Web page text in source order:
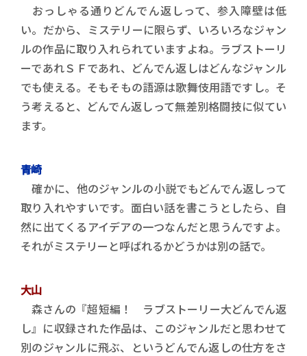
おっしゃる通りどんでん返しって、参入障壁は低
い。だから、ミステリーに限らず、いろいろなジャン
ルの作品に取り入れられていますよね。ラブストーリ
ーであれＳＦであれ、どんでん返しはどんなジャンル
でも使える。そもそもの語源は歌舞伎用語ですし。そ
う考えると、どんでん返しって無差別格闘技に似てい
ます。
青崎
確かに、他のジャンルの小説でもどんでん返しって
取り入れやすいです。面白い話を書こうとしたら、自
然に出てくるアイデアの一つなんだと思うんですよ。
それがミステリーと呼ばれるかどうかは別の話で。
大山
森さんの『超短編！ ラブストーリー大どんでん返
し』に収録された作品は、このジャンルだと思わせて
別のジャンルに飛ぶ、というどんでん返しの仕方をさ